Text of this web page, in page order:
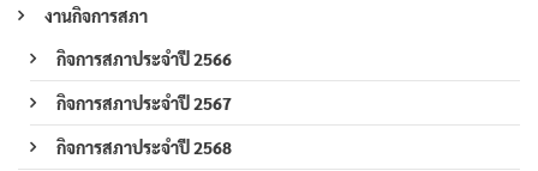
งานกิจการสภา
กิจการสภาประจำปี 2566
กิจการสภาประจำปี 2567
กิจการสภาประจำปี 2568